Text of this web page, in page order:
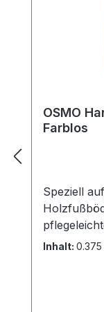
OSMO
Farblos
Speziell
Inhalt: 0.375